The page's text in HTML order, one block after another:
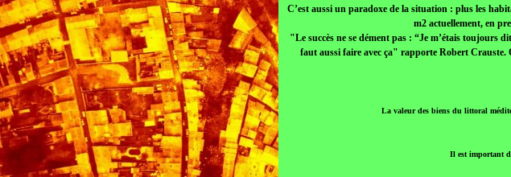
C’est aussi un paradoxe de la situation : plus les
m2 actuellement, en
"Le succès ne se dément pas : “Je m’étais toujours
faut aussi faire avec ça" rapporte Robert Crauste.
La valeur des biens du littoral
Il est important